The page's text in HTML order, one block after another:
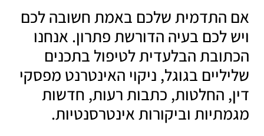
אם התדמית שלכם באמת חשובה לכם
ויש לכם בעיה הדורשת פתרון. אנחנו
הכתובת הבלעדית לטיפול בתכנים
שליליים בגוגל, ניקוי האינטרנט מפסקי
דין, החלטות, כתבות רעות, חדשות
מגמתיות וביקורות אינטרסנטיות.